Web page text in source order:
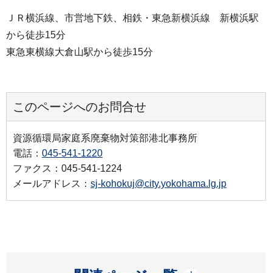
ＪＲ横浜線、市営地下鉄、相鉄・東急新横浜線 新横浜駅
から徒歩15分
東急東横線大倉山駅から徒歩15分
このページへのお問合せ
資源循環局家庭系廃棄物対策部港北事務所
電話： 045-541-1220
ファクス：045-541-1224
メールアドレス： sj-kohokuj@city.yokohama.lg.jp